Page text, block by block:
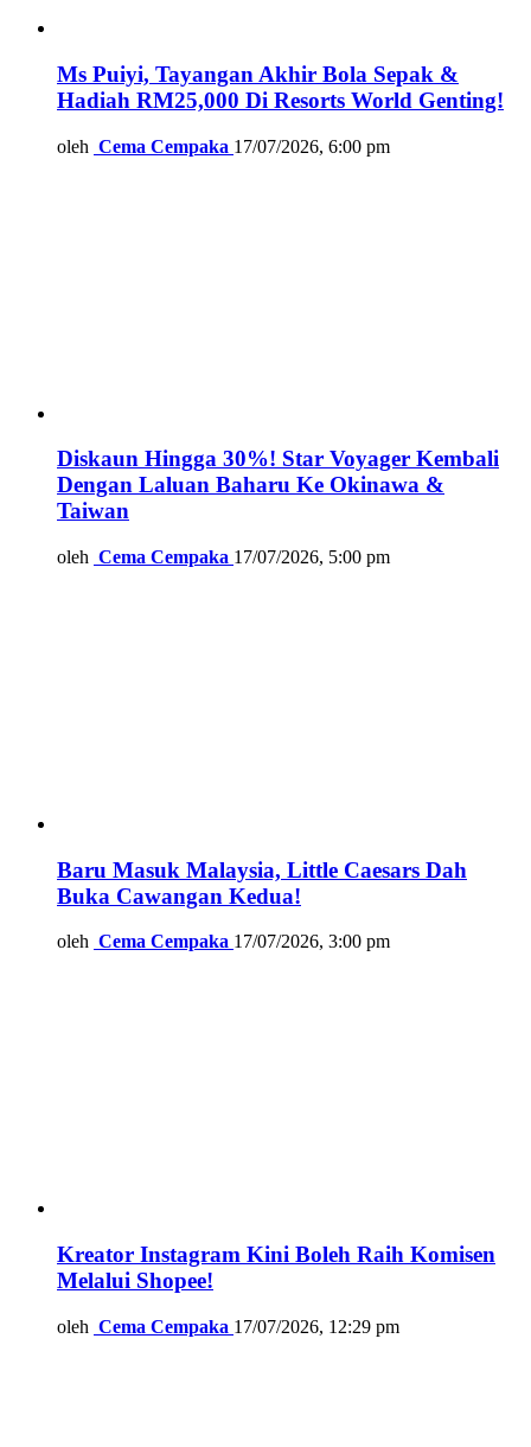
Ms Puiyi, Tayangan Akhir Bola Sepak &
Hadiah RM25,000 Di Resorts World Genting!
oleh Cema Cempaka 17/07/2026, 6:00 pm
Diskaun Hingga 30%! Star Voyager Kembali
Dengan Laluan Baharu Ke Okinawa &
Taiwan
oleh Cema Cempaka 17/07/2026, 5:00 pm
Baru Masuk Malaysia, Little Caesars Dah
Buka Cawangan Kedua!
oleh Cema Cempaka 17/07/2026, 3:00 pm
Kreator Instagram Kini Boleh Raih Komisen
Melalui Shopee!
oleh Cema Cempaka 17/07/2026, 12:29 pm